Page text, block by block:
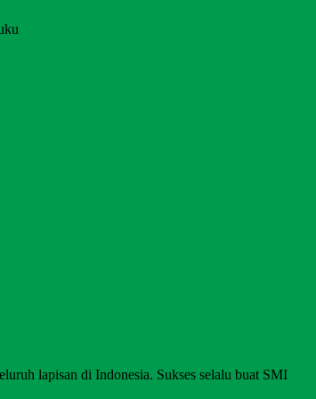
lapisan di Indonesia. Sukses selalu buat SMI